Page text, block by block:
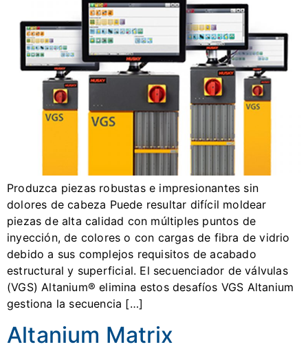
Produzca piezas robustas e impresionantes sin
dolores de cabeza Puede resultar difícil moldear
piezas de alta calidad con múltiples puntos de
inyección, de colores o con cargas de fibra de vidrio
debido a sus complejos requisitos de acabado
estructural y superficial. El secuenciador de válvulas
(VGS) Altanium® elimina estos desafíos VGS Altanium
gestiona la secuencia […]
Altanium Matrix